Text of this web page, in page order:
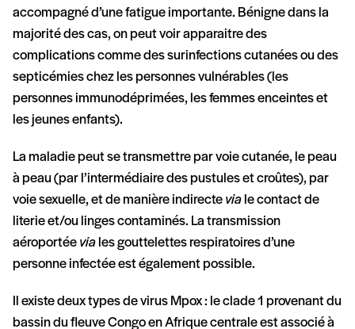
accompagné d’une fatigue importante. Bénigne dans la
majorité des cas, on peut voir apparaitre des
complications comme des surinfections cutanées ou des
septicémies chez les personnes vulnérables (les
personnes immunodéprimées, les femmes enceintes et
les jeunes enfants).
La maladie peut se transmettre par voie cutanée, le peau
à peau (par l’intermédiaire des pustules et croûtes), par
voie sexuelle, et de manière indirecte via le contact de
literie et/ou linges contaminés. La transmission
aéroportée via les gouttelettes respiratoires d’une
personne infectée est également possible.
Il existe deux types de virus Mpox : le clade 1 provenant du
bassin du fleuve Congo en Afrique centrale est associé à